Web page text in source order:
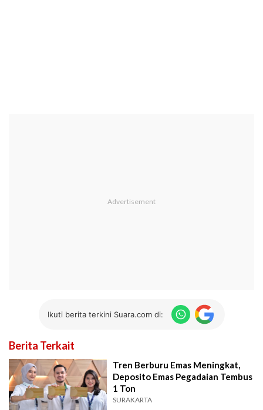
Ikuti berita terkini Suara.com di:
Berita Terkait
Tren Berburu Emas Meningkat,
Deposito Emas Pegadaian Tembus
1 Ton
SURAKARTA